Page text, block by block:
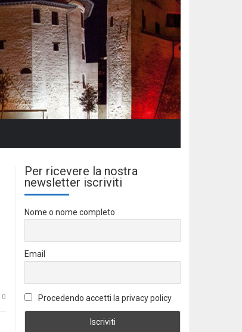
0
Per ricevere la nostra
newsletter iscriviti
Nome o nome completo
Email
Procedendo accetti la privacy policy